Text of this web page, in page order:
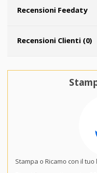
Recensioni Feedaty
Recensioni Clienti (0)
Stampa o Ricamo con il